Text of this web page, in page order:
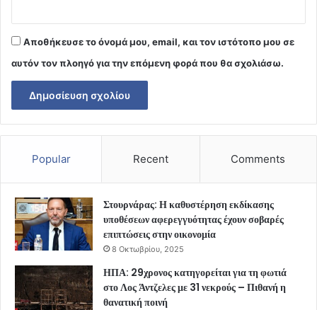
Αποθήκευσε το όνομά μου, email, και τον ιστότοπο μου σε
αυτόν τον πλοηγό για την επόμενη φορά που θα σχολιάσω.
Popular Recent Comments
Στουρνάρας: Η καθυστέρηση εκδίκασης
υποθέσεων αφερεγγυότητας έχουν σοβαρές
επιπτώσεις στην οικονομία
8 Οκτωβρίου, 2025
ΗΠΑ: 29χρονος κατηγορείται για τη φωτιά
στο Λος Άντζελες με 31 νεκρούς – Πιθανή η
θανατική ποινή